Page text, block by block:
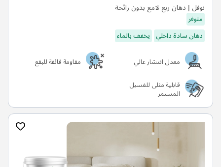
نوفل | دهان ربع لامع بدون رائحة
متوفر
دهان سادة داخلي يخفف بالماء
معدل انتشار عالي
مقاومة فائقة للبقع
قابلية مثلى للغسيل
المستمر